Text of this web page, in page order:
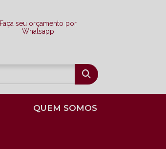
Faça seu orçamento por
Whatsapp
QUEM SOMOS